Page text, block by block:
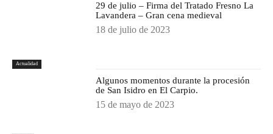
Actualidad
29 de julio – Firma del Tratado Fresno La
Lavandera – Gran cena medieval
18 de julio de 2023
Algunos momentos durante la procesión
de San Isidro en El Carpio.
15 de mayo de 2023